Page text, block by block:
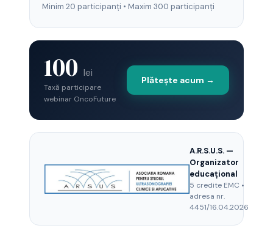
Minim 20 participanți • Maxim 300 participanți
100 lei
Taxă participare
webinar OncoFuture
Plătește acum →
A.R.S.U.S. —
Organizator
educațional
5 credite EMC •
adresa nr.
4451/16.04.2026